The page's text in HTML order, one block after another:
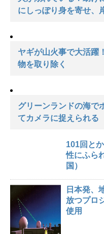
にしっぽり身を寄せ、
ヤギが山火事で大活躍
物を取り除く
グリーンランドの海で
てカメラに捉えられる
101回と
性にふら
国）
日本発、
放つプロ
使用